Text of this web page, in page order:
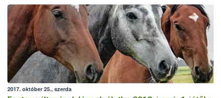
pazarlás elleni küzdelem mellett az antimikrobiális rezisztencia
(AMR) növekvő fenyegetésére is felhívja a figyelmet.
2017. október 25., szerda